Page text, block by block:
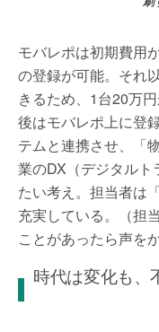
モバレポは初期費用
の登録が可能。それ
きるため、1台20万
後はモバレポ上に登
テムと連携させ、「
業のDX（デジタルト
たい考え。担当者は
充実している。（担
ことがあったら声を
時代は変化も、